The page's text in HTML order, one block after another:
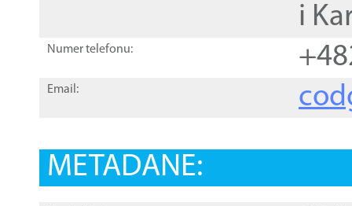
i
Numer telefonu:
Email:
METADANE: